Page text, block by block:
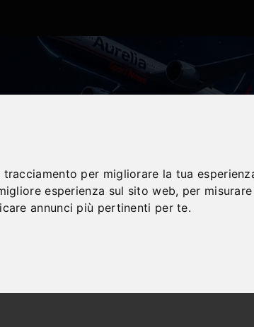
per migliorare la tua
esperienza sul sito web, per
annunci più pertinenti per te.